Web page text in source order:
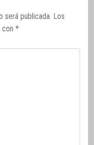
será publicada. Los
*